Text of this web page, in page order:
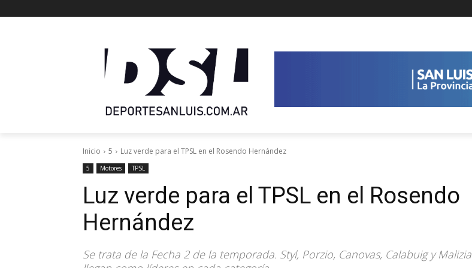
Inicio 5 Luz verde para el TPSL en el Rosendo Hernández
5 Motores TPSL
Luz verde para el TPSL en el Rosendo
Hernández
Se trata de la Fecha 2 de la temporada. Styl, Porzio, Canovas, Calabuig y Malizia